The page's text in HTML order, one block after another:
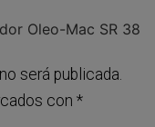
Oleo-Mac SR 38
será publicada.
con *